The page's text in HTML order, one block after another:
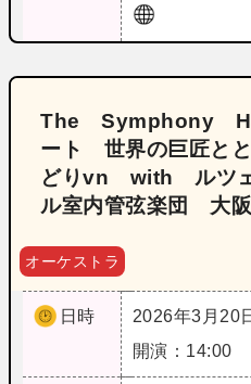
The Symphony
ート 世界の巨匠と
どりvn with ルツェ
ル室内管弦楽団 大阪
オーケストラ
日時
2026年3月20
開演：14:00